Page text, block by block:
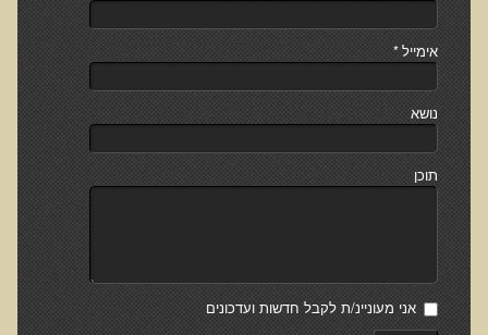
כל האמת על שמנים ושומנים
רכישת סדנת כל האמת על שמנים ושומנים
מדיטציה
רכישת סדנת מדיטציה
וידאו מדיטציה - כל החלקים
וידאו מדיטציה - חלק 1 - הסבר כללי
הרצאות ואירועים
אימייל*
נושא
תוכן
אני מעוניינ/ת לקבל חדשות ועדכונים